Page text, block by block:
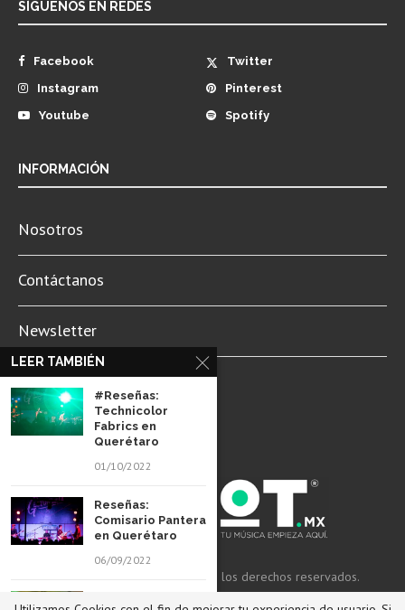
SÍGUENOS EN REDES
Facebook
Twitter
Instagram
Pinterest
Youtube
Spotify
INFORMACIÓN
Nosotros
Contáctanos
Newsletter
Aviso de Privacidad
© 2022 Revista Spot Mx. Todos los derechos reservados.
LEER TAMBIÉN
#Reseñas:
Technicolor
Fabrics en
Querétaro
01/10/2022
Reseñas:
Comisario Pantera
en Querétaro
06/09/2022